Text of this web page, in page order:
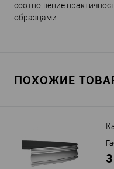
соотношение
образцами.
ПОХОЖИЕ